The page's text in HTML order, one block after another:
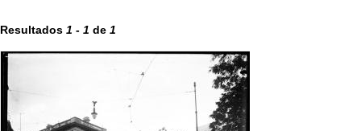
Resultados 1 - 1 de 1